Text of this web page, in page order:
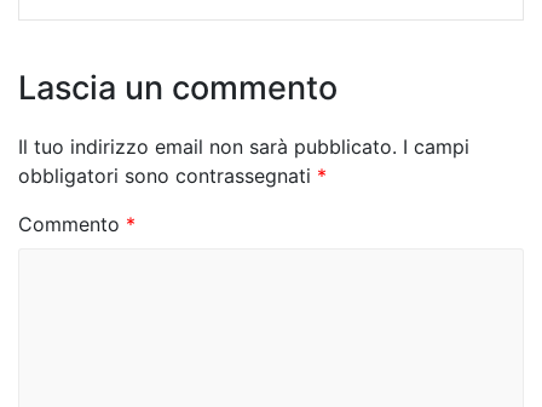
g
a
z
i
Lascia un commento
Il tuo indirizzo email non sarà pubblicato. I campi
obbligatori sono contrassegnati *
Commento *